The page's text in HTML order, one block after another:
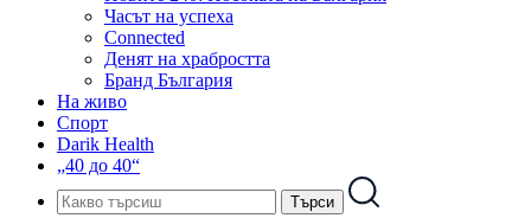
Часът на успеха
Connected
Денят на храбростта
Бранд България
На живо
Спорт
Darik Health
„40 до 40“